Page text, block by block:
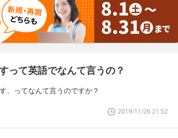
って英語でなんて言うの？
、ってなんて言うのですか？
2019/11/26 21:52